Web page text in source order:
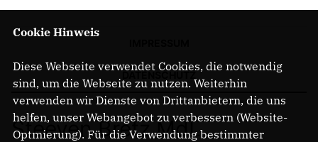
Steeven Bretz MdL
Cookie Hinweis
Diese Webseite verwendet Cookies, die notwendig
sind, um die Webseite zu nutzen. Weiterhin
verwenden wir Dienste von Drittanbietern, die uns
helfen, unser Webangebot zu verbessern (Website-
Optmierung). Für die Verwendung bestimmter